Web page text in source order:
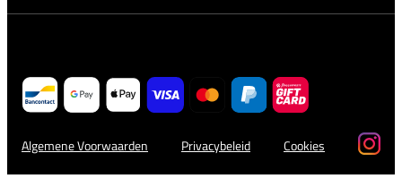
Algemene Voorwaarden Privacybeleid Cookies